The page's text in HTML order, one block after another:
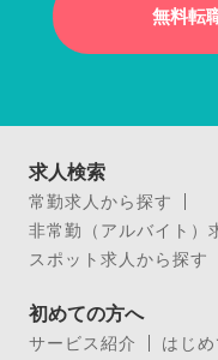
無料転
求人検索
常勤求人から探す
非常勤（アルバイト）
スポット求人から探す
初めての方へ
サービス紹介
はじ